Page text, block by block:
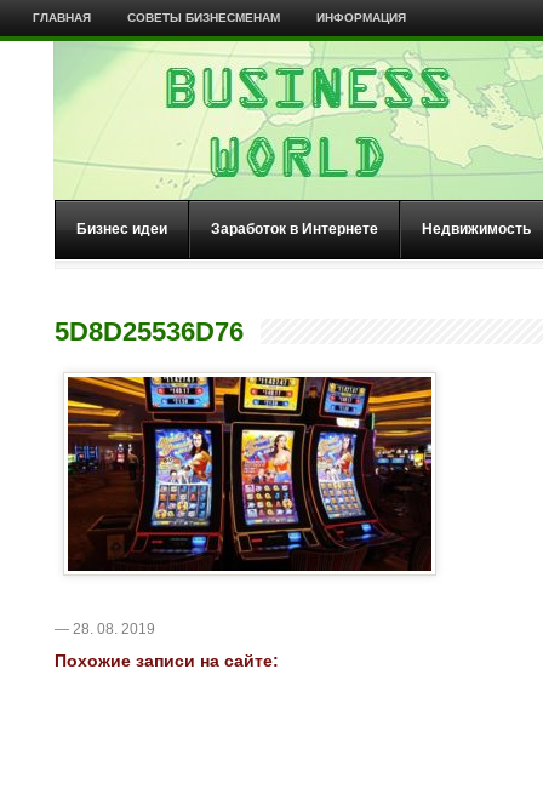
ГЛАВНАЯ СОВЕТЫ БИЗНЕСМЕНАМ ИНФОРМАЦИЯ
Бизнес идеи Заработок в Интернете Недвижимость
5D8D25536D76
— 28. 08. 2019
Похожие записи на сайте: